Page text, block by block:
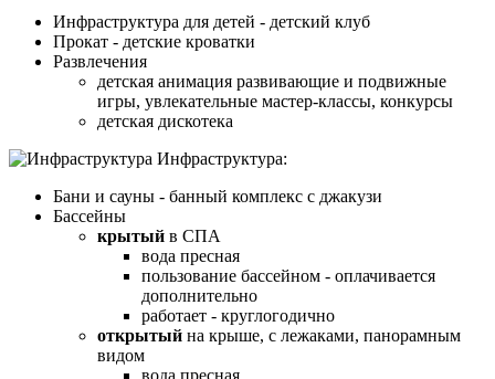
Инфраструктура для детей - детский клуб
Прокат - детские кроватки
Развлечения
детская анимация развивающие и подвижные
игры, увлекательные мастер-классы, конкурсы
детская дискотека
Инфраструктура:
Бани и сауны - банный комплекс с джакузи
Бассейны
крытый в СПА
вода пресная
пользование бассейном - оплачивается
дополнительно
работает - круглогодично
открытый на крыше, с лежаками, панорамным
видом
вода пресная